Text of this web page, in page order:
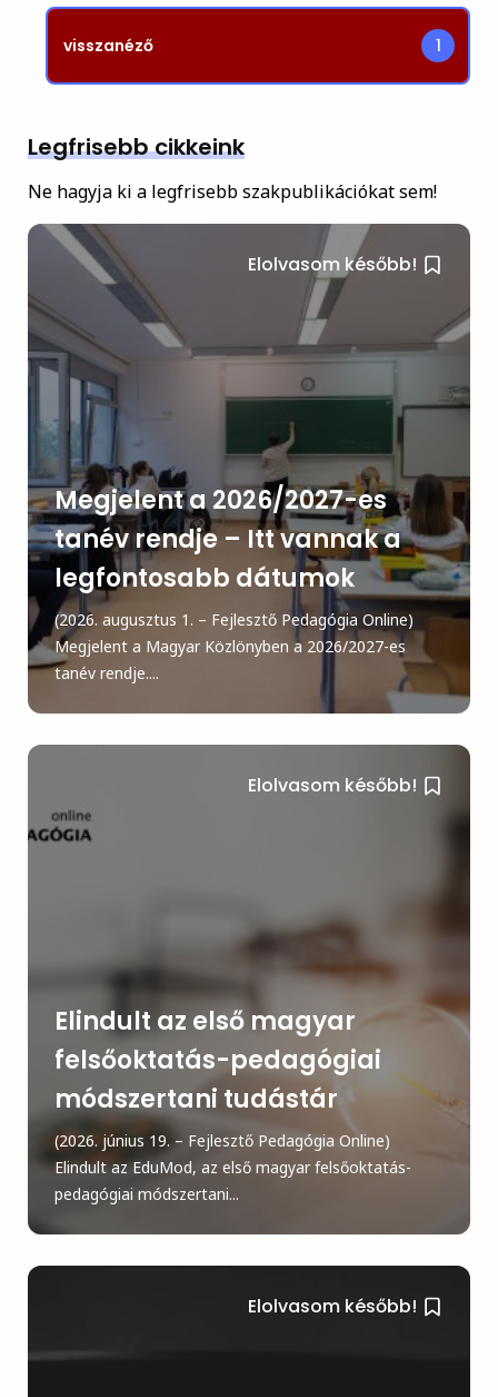
visszanéző 1
Legfrisebb cikkeink
Ne hagyja ki a legfrisebb szakpublikációkat sem!
Elolvasom később!
Megjelent a 2026/2027-es
tanév rendje – Itt vannak a
legfontosabb dátumok
(2026. augusztus 1. – Fejlesztő Pedagógia Online)
Megjelent a Magyar Közlönyben a 2026/2027-es
tanév rendje....
Elolvasom később!
Elindult az első magyar
felsőoktatás-pedagógiai
módszertani tudástár
(2026. június 19. – Fejlesztő Pedagógia Online)
Elindult az EduMod, az első magyar felsőoktatás-
pedagógiai módszertani...
Elolvasom később!